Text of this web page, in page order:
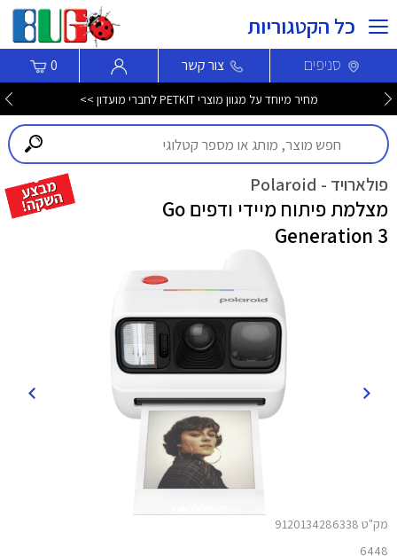
כל הקטגוריות
סניפים צור קשר 0
מחיר מיוחד על מגוון מוצרי PETKIT לחברי מועדון >>
פולארויד - Polaroid
מצלמת פיתוח מיידי ודפים Go
Generation 3
מק"ט 9120134286338
6448